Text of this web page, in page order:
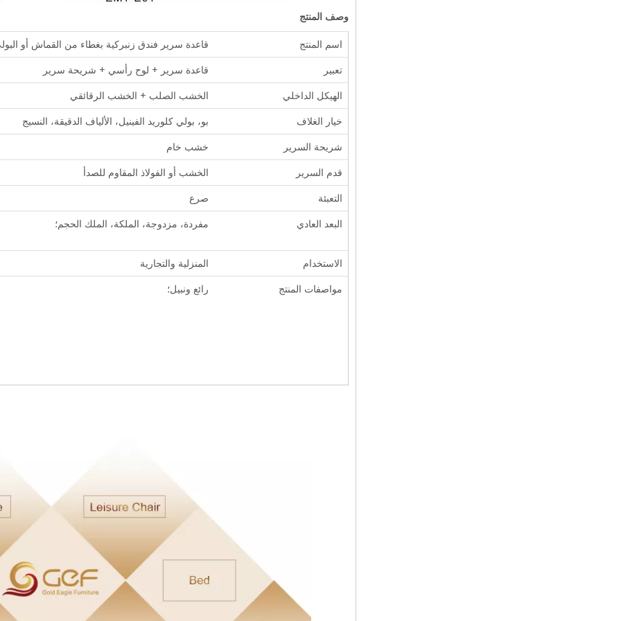
وصف المنتج
اسم المنتج
قاعدة سرير فندق زنبركية بغطاء من القماش أو
تعبير
قاعدة سرير + لوح رأسي + شريحة سرير
الهيكل الداخلي
الخشب الصلب + الخشب الرقائقي
خيار الغلاف
بو، بولي كلوريد الفينيل، الألياف الدقيقة، النسيج
شريحة السرير
خشب خام
قدم السرير
الخشب أو الفولاذ المقاوم للصدأ
التعبئة
صرع
البعد العادي
مفردة، مزدوجة، الملكة، الملك الحجم؛
الاستخدام
المنزلية والتجارية
مواصفات المنتج
رائع ونبيل؛